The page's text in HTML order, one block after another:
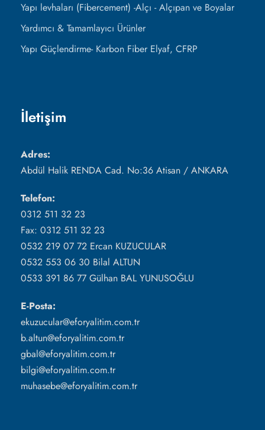
Yapı levhaları (Fibercement) -Alçı - Alçıpan ve Boyalar
Yardımcı & Tamamlayıcı Ürünler
Yapı Güçlendirme- Karbon Fiber Elyaf, CFRP
İletişim
Adres:
Abdül Halik RENDA Cad. No:36 Atisan / ANKARA
Telefon:
0312 511 32 23
Fax: 0312 511 32 23
0532 219 07 72 Ercan KUZUCULAR
0532 553 06 30 Bilal ALTUN
0533 391 86 77 Gülhan BAL YUNUSOĞLU
E-Posta:
ekuzucular@eforyalitim.com.tr
b.altun@eforyalitim.com.tr
gbal@eforyalitim.com.tr
bilgi@eforyalitim.com.tr
muhasebe@eforyalitim.com.tr